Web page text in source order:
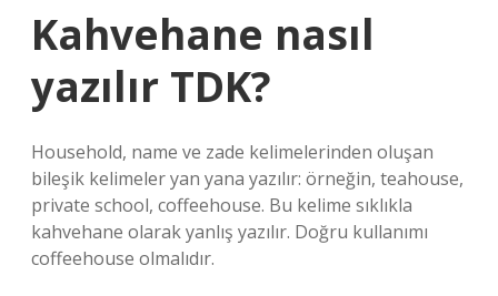
Kahvehane nasıl
yazılır TDK?
Household, name ve zade kelimelerinden oluşan
bileşik kelimeler yan yana yazılır: örneğin, teahouse,
private school, coffeehouse. Bu kelime sıklıkla
kahvehane olarak yanlış yazılır. Doğru kullanımı
coffeehouse olmalıdır.